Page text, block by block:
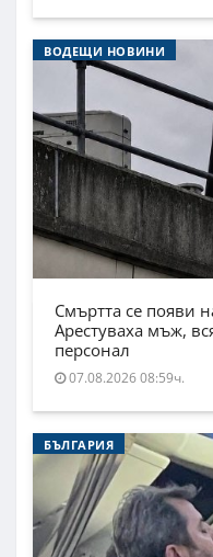
ВОДЕЩИ НОВИНИ
Смъртта се появи
Арестуваха мъж,
персонал
07.08.2026 08:59ч.
БЪЛГАРИЯ